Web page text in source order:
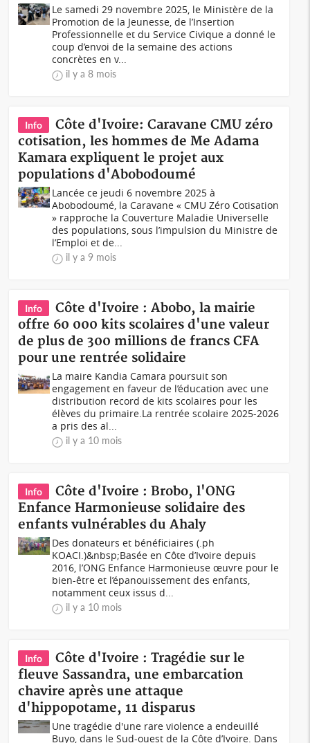
Le samedi 29 novembre 2025, le Ministère de la
Promotion de la Jeunesse, de l’Insertion
Professionnelle et du Service Civique a donné le
coup d’envoi de la semaine des actions
concrètes en v...
il y a 8 mois
Info
Côte d'Ivoire: Caravane CMU zéro
cotisation, les hommes de Me Adama
Kamara expliquent le projet aux
populations d'Abobodoumé
Lancée ce jeudi 6 novembre 2025 à
Abobodoumé, la Caravane « CMU Zéro Cotisation
» rapproche la Couverture Maladie Universelle
des populations, sous l’impulsion du Ministre de
l’Emploi et de...
il y a 9 mois
Info
Côte d'Ivoire : Abobo, la mairie
offre 60 000 kits scolaires d'une valeur
de plus de 300 millions de francs CFA
pour une rentrée solidaire
La maire Kandia Camara poursuit son
engagement en faveur de l’éducation avec une
distribution record de kits scolaires pour les
élèves du primaire.La rentrée scolaire 2025-2026
a pris des al...
il y a 10 mois
Info
Côte d'Ivoire : Brobo, l'ONG
Enfance Harmonieuse solidaire des
enfants vulnérables du Ahaly
Des donateurs et bénéficiaires (.ph
KOACI.)&nbsp;Basée en Côte d’Ivoire depuis
2016, l’ONG Enfance Harmonieuse œuvre pour le
bien-être et l’épanouissement des enfants,
notamment ceux issus d...
il y a 10 mois
Info
Côte d'Ivoire : Tragédie sur le
fleuve Sassandra, une embarcation
chavire après une attaque
d'hippopotame, 11 disparus
Une tragédie d'une rare violence a endeuillé
Buyo, dans le Sud-ouest de la Côte d’Ivoire. Dans